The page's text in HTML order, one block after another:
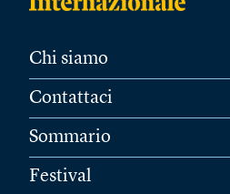
Chi siamo
Contattaci
Sommario
Festival